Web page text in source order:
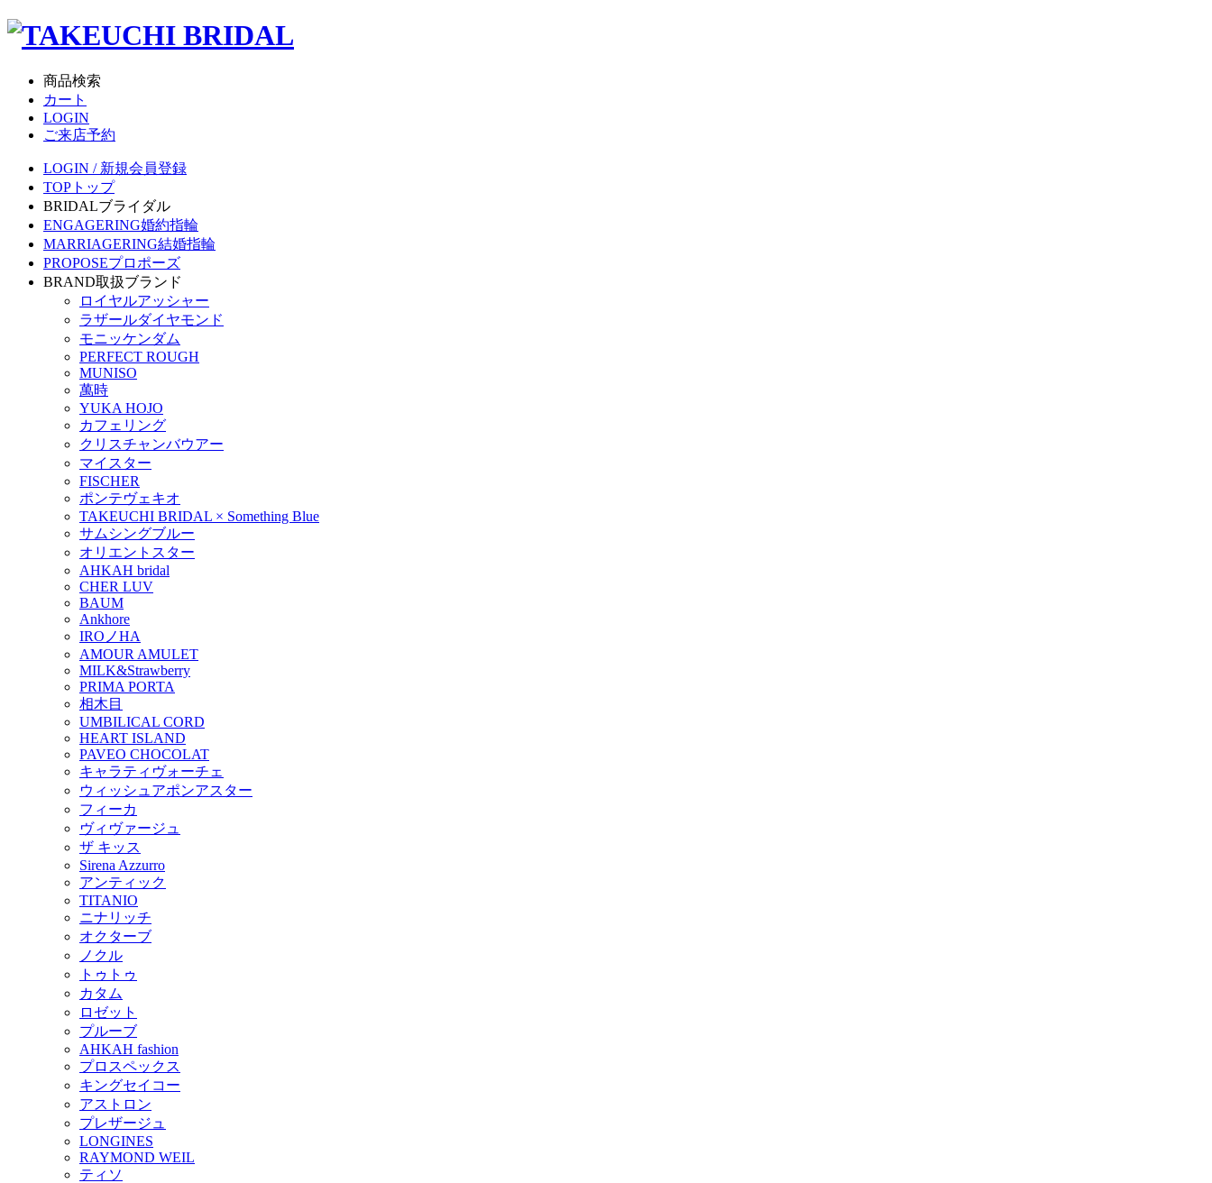
商品検索
カート
LOGIN
ご来店予約
LOGIN / 新規会員登録
TOP トップ
BRIDALブライダル
ENGAGERING婚約指輪
MARRIAGERING結婚指輪
PROPOSEプロポーズ
BRAND取扱ブランド
ロイヤルアッシャー
ラザールダイヤモンド
モニッケンダム
PERFECT ROUGH
MUNISO
萬時
YUKA HOJO
カフェリング
クリスチャンバウアー
マイスター
FISCHER
ポンテヴェキオ
TAKEUCHI BRIDAL × Something Blue
サムシングブルー
オリエントスター
AHKAH bridal
CHER LUV
BAUM
Ankhore
IROノHA
AMOUR AMULET
MILK&Strawberry
PRIMA PORTA
相木目
UMBILICAL CORD
HEART ISLAND
PAVEO CHOCOLAT
キャラティヴォーチェ
ウィッシュアポンアスター
フィーカ
ヴィヴァージュ
ザ キッス
Sirena Azzurro
アンティック
TITANIO
ニナリッチ
オクターブ
ノクル
トゥトゥ
カタム
ロゼット
プルーブ
AHKAH fashion
プロスペックス
キングセイコー
アストロン
プレザージュ
LONGINES
RAYMOND WEIL
ティソ